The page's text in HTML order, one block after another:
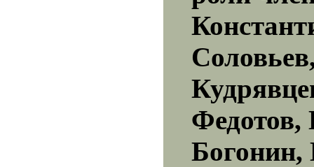
Федотов,
Богонин,